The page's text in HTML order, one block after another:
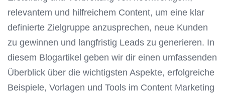
relevantem und hilfreichem Content, um eine klar
definierte Zielgruppe anzusprechen, neue Kunden
zu gewinnen und langfristig Leads zu generieren. In
diesem Blogartikel geben wir dir einen umfassenden
Überblick über die wichtigsten Aspekte, erfolgreiche
Beispiele, Vorlagen und Tools im Content Marketing